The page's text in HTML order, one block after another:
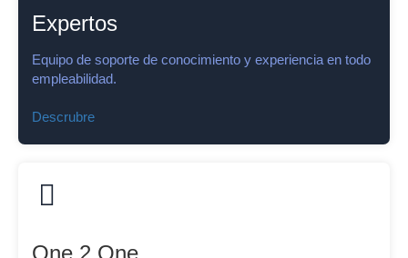
Expertos
Equipo de soporte de conocimiento y experiencia en todo
empleabilidad.
Descrubre
One 2 One